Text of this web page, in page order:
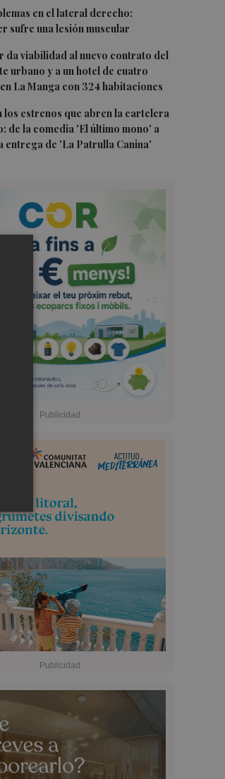
en el lateral derecho:
sufre una lesión muscular
da viabilidad al nuevo contrato del
urbano y a un hotel de cuatro
La Manga con 324 habitaciones
los estrenos que abren la cartelera
de la comedia 'El último mono' a
entrega de 'La Patrulla Canina'